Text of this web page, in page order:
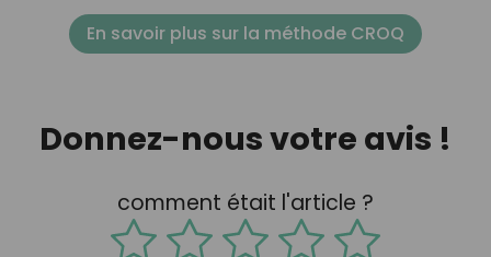
En savoir plus sur la méthode CROQ
Donnez-nous votre avis !
comment était l'article ?